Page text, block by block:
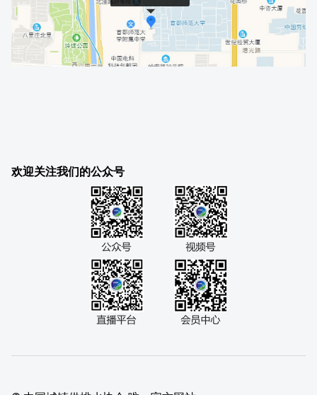
欢迎关注我们的公众号